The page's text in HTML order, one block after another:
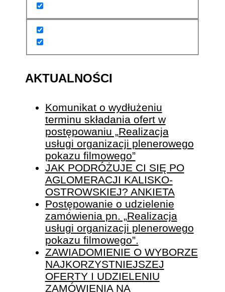
AKTUALNOŚCI
Komunikat o wydłużeniu
terminu składania ofert w
postępowaniu „Realizacja
usługi organizacji plenerowego
pokazu filmowego”
JAK PODRÓŻUJE CI SIĘ PO
AGLOMERACJI KALISKO-
OSTROWSKIEJ? ANKIETA
Postępowanie o udzielenie
zamówienia pn. „Realizacja
usługi organizacji plenerowego
pokazu filmowego”.
ZAWIADOMIENIE O WYBORZE
NAJKORZYSTNIEJSZEJ
OFERTY I UDZIELENIU
ZAMÓWIENIA NA